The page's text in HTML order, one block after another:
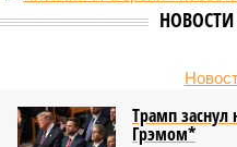
Трамп
Грэмом*